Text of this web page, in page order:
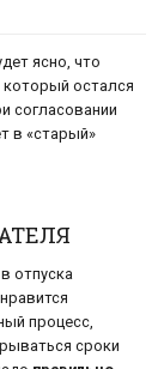
ясно, что
который остался
согласовании
в «старый»
отпуска
процесс,
сроки